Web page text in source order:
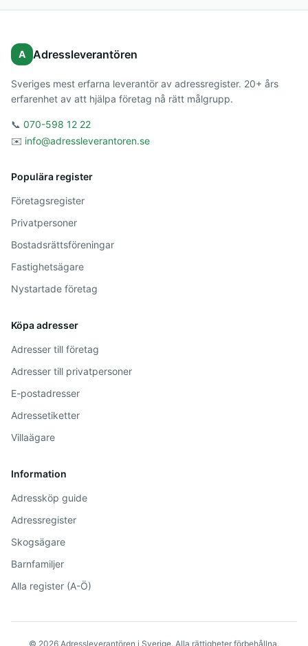
A Adressleverantören
Sveriges mest erfarna leverantör av adressregister. 20+ års
erfarenhet av att hjälpa företag nå rätt målgrupp.
📞 070-598 12 22
✉️ info@adressleverantoren.se
Populära register
Företagsregister
Privatpersoner
Bostadsrättsföreningar
Fastighetsägare
Nystartade företag
Köpa adresser
Adresser till företag
Adresser till privatpersoner
E-postadresser
Adressetiketter
Villaägare
Information
Adressköp guide
Adressregister
Skogsägare
Barnfamiljer
Alla register (A-Ö)
© 2026 Adressleverantören i Sverige. Alla rättigheter förbehållna.